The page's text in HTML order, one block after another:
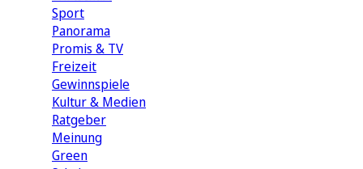
Sport
Panorama
Promis & TV
Freizeit
Gewinnspiele
Kultur & Medien
Ratgeber
Meinung
Green